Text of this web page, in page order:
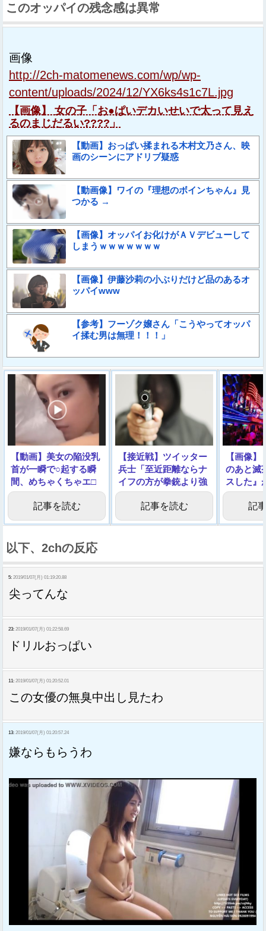
このオッパイの残念感は異常
画像
http://2ch-matomenews.com/wp/wp-
content/uploads/2024/12/YX6ks4s1c7L.jpg
【画像】 女の子「お●ぱいデカいせいで太って見え
るのまじだるい????」
【動画】おっぱい揉まれる木村文乃さん、映
画のシーンにアドリブ疑惑
【動画像】ワイの『理想のボインちゃん』見
つかる →
【画像】オッパイお化けがＡＶデビューして
しまうｗｗｗｗｗｗｗ
【画像】伊藤沙莉の小ぶりだけど品のあるオ
ッパイwww
【参考】フーゾク嬢さん「こうやってオッパ
イ揉む男は無理！！！」
【動画】美女の陥没乳
首が一瞬で○起する瞬
間、めちゃくちゃエ□
い
記事を読む
【接近戦】ツイッター
兵士「至近距離ならナ
イフの方が拳銃より強
いんやでｗｗｗ」
記事を読む
【画像
のあと滅
スした
記
以下、2chの反応
5: 2019/01/07(月) 01:19:20.88
尖ってんな
23: 2019/01/07(月) 01:22:58.69
ドリルおっぱい
11: 2019/01/07(月) 01:20:52.01
この女優の無臭中出し見たわ
13: 2019/01/07(月) 01:20:57.24
嫌ならもらうわ